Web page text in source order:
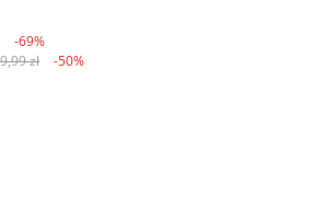
-69%
zł -50%